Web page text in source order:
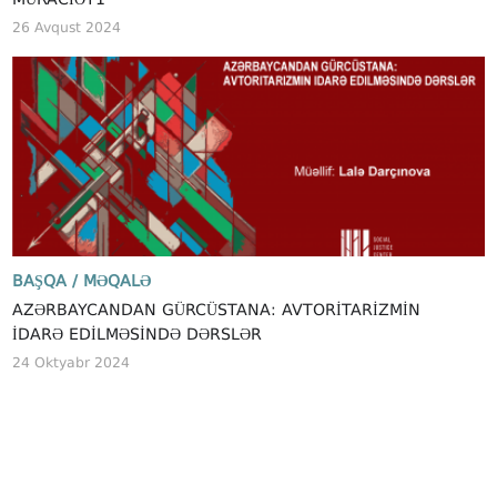
26 Avqust 2024
BAŞQA / MƏQALƏ
AZƏRBAYCANDAN GÜRCÜSTANA: AVTORITARIZMIN
IDARƏ EDILMƏSINDƏ DƏRSLƏR
24 Oktyabr 2024